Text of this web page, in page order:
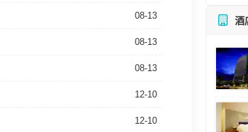
08-13
08-13
08-13
12-10
12-10
酒